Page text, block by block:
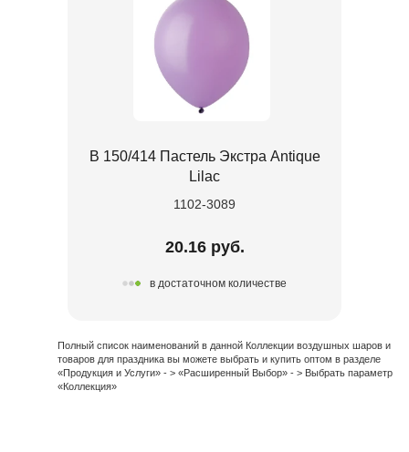
В 150/414 Пастель Экстра Antique
Lilac
1102-3089
20.16 руб.
в достаточном количестве
Полный список наименований в данной Коллекции воздушных шаров и
товаров для праздника вы можете выбрать и купить оптом в разделе
«Продукция и Услуги» - > «Расширенный Выбор» - > Выбрать параметр
«Коллекция»